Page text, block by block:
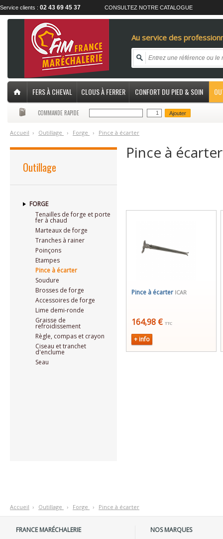
Service clients : 02 43 69 45 37 CONSULTEZ NOTRE CATALOGUE
Au service des
FERS À CHEVAL CLOUS À FERRER CONFORT DU PIED & SOIN
COMMANDE RAPIDE Ajouter
Accueil › Outillage › Forge › Pince à écarter
Outillage
FORGE
Tenailles de forge et porte
fer à chaud
Marteaux de forge
Tranches à rainer
Poinçons
Etampes
Pince à écarter
Soudure
Brosses de forge
Accessoires de forge
Lime demi-ronde
Graisse de
refroidissement
Règle, compas et crayon
Ciseau et tranchet
d'enclume
Seau
Pince à écarter
Pince à écarter ICAR
164,98 € TTC
+ info
Accueil › Outillage › Forge › Pince à écarter
FRANCE MARÉCHALERIE
NOS MARQUES